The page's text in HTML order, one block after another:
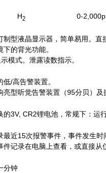
H2 0-
制型液晶显示器，简单易用。直
的背光功能。
模式。泄露读数指示。
/高告警装置。
亮型听觉告警装置（95分贝）及
的3V, CR2锂电池，常规下：运
最近15次报警事件，事件发生
件记录在电脑上查看，或直接
分钟